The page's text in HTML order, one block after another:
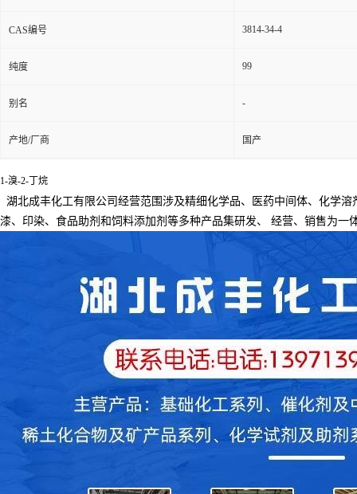
CAS编号 3814-34-4
纯度 99
别名 -
产地/厂商 国产
1-溴-2-丁烷
湖北成丰化工有限公司经营范围涉及精细化学品、医药中间体、化学
漆、印染、食品助剂和饲料添加剂等多种产品集研发、
经营、销售为一